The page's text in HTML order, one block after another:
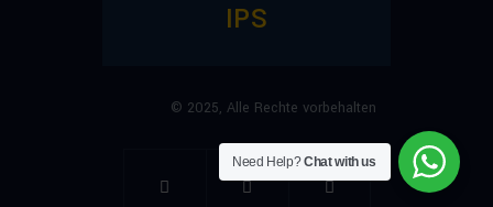
IPS
© 2025, Alle Rechte vorbehalten
Need Help?Chat with us